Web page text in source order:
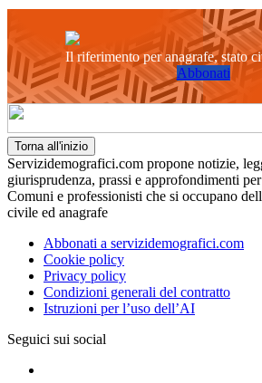
Il riferimento per anagrafe, stato
Abbonati
Torna all'inizio
Servizidemografici.com propone notizie,
giurisprudenza, prassi e approfondimenti
Comuni e professionisti che si occupano
civile ed anagrafe
Abbonati a servizidemografici.com
Cookie policy
Privacy policy
Condizioni generali del contratto
Istruzioni per l’uso dell’AI
Seguici sui social